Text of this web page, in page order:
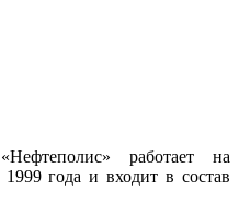
работает на
года и входит в состав